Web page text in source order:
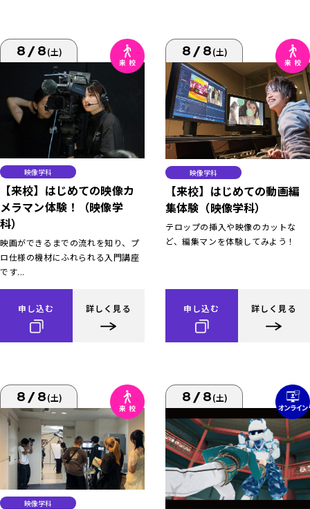
8/8(土)
映像学科
【来校】はじめての映像カ
メラマン体験！（映像学
科）
映画ができるまでの流れを知り、プ
ロ仕様の機材にふれられる入門講座
です...
申し込む 詳しく見る
8/8(土)
映像学科
【来校】はじめての動画編
集体験（映像学科）
テロップの挿入や映像のカットな
ど、編集マンを体験してみよう！
申し込む 詳しく見る
8/8(土)
映像学科
8/8(土)